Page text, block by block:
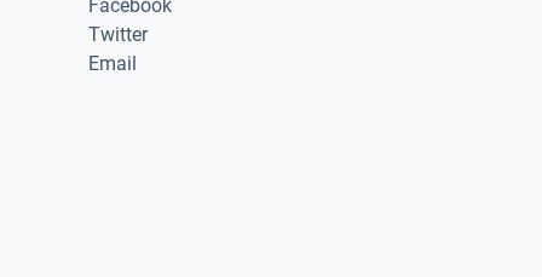
Facebook
Twitter
Email